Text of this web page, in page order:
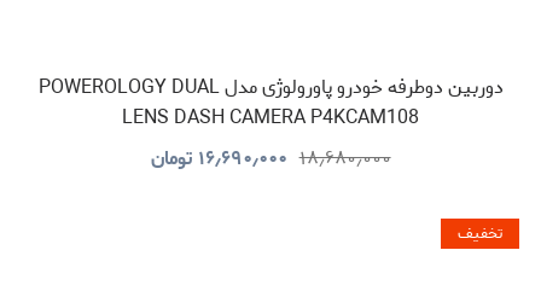
دوربین دوطرفه خودرو پاورولوژی مدل POWEROLOGY DUAL
LENS DASH CAMERA P4KCAM108
۱۸٫۶۸۰٫۰۰۰ ۱۶٫۶۹۰٫۰۰۰ تومان
تخفیف